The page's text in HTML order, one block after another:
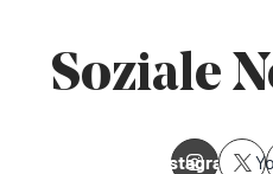
Soziale
Instagram